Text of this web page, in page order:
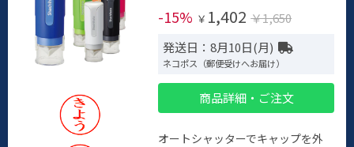
-15% ￥ 1,402 ￥1,650
発送日：8月10日(月)
ネコポス（郵便受けへお届け）
商品詳細・ご注文
オートシャッターでキャップを外